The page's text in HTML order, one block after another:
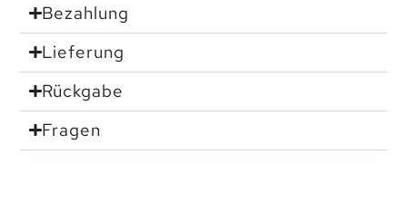
Bezahlung
Lieferung
Rückgabe
Fragen